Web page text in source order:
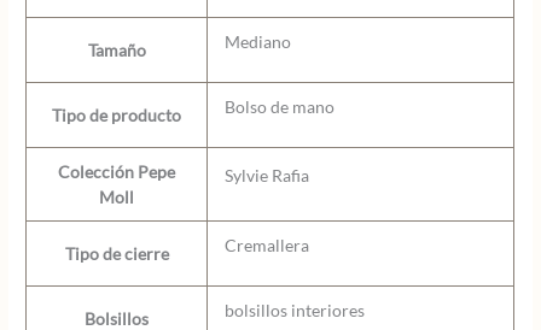
Tamaño Mediano
Tipo de producto Bolso de mano
Colección Pepe
Moll
Sylvie Rafia
Tipo de cierre Cremallera
Bolsillos bolsillos interiores